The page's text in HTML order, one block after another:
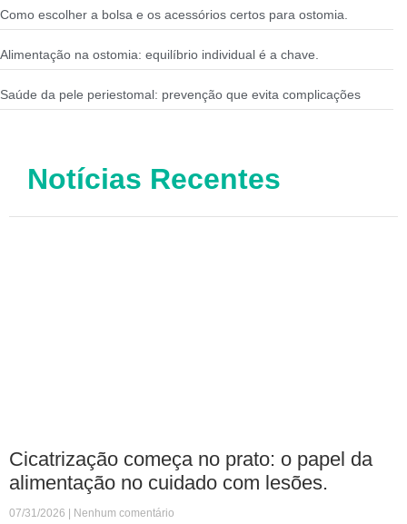
Como escolher a bolsa e os acessórios certos para ostomia.
Alimentação na ostomia: equilíbrio individual é a chave.
Saúde da pele periestomal: prevenção que evita complicações
Notícias Recentes
Cicatrização começa no prato: o papel da
alimentação no cuidado com lesões.
07/31/2026 Nenhum comentário